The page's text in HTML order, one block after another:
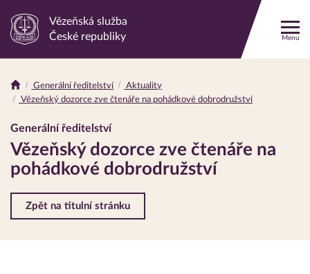
Odkaz
stránku
Vězeňská služba
České republiky
Menu
Drobečková
Generální ředitelství
Aktuality
Vězeňský dozorce zve čtenáře na pohádkové dobrodružství
Generální ředitelství
Vězeňský dozorce zve čtenáře na
pohádkové dobrodružství
Zpět na titulní stránku